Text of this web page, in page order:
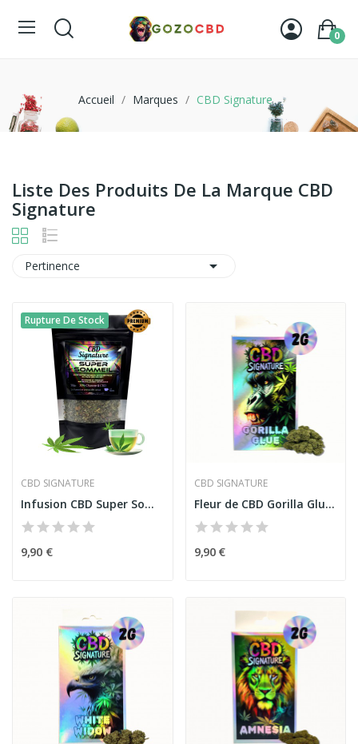
0
Accueil Marques CBD Signature
Liste Des Produits De La Marque CBD
Signature
Pertinence 
Rupture De Stock
CBD SIGNATURE
Infusion CBD Super Sommeil Premium - CBD Signature
9,90 €
CBD SIGNATURE
Fleur de CBD Gorilla Glue 2G - CBD Signature
9,90 €